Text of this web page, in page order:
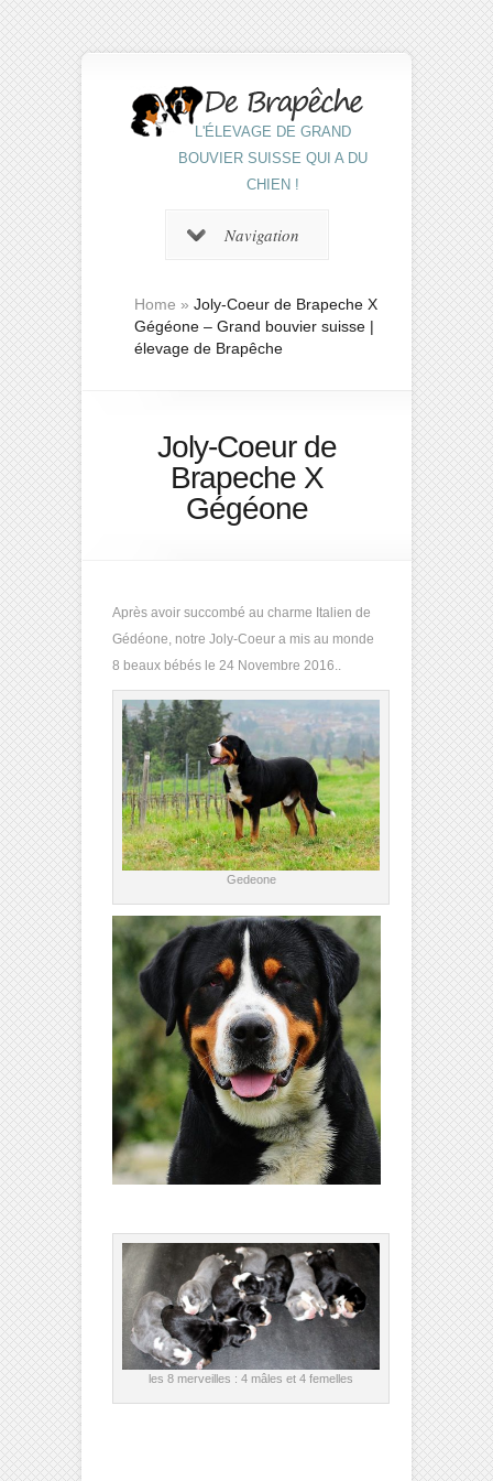
L'ÉLEVAGE DE GRAND
BOUVIER SUISSE QUI A DU
CHIEN !
Navigation
Home » Joly-Coeur de Brapeche X
Gégéone – Grand bouvier suisse |
élevage de Brapêche
Joly-Coeur de
Brapeche X
Gégéone
Après avoir succombé au charme Italien de
Gédéone, notre Joly-Coeur a mis au monde
8 beaux bébés le 24 Novembre 2016..
Gedeone
les 8 merveilles : 4 mâles et 4 femelles